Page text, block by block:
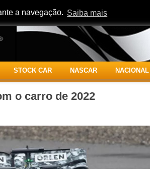
a navegação. Saiba mais
STOCK CAR NASCAR NACIONAL
o carro de 2022